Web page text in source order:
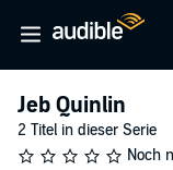
Jeb Quinlin
2 Titel in dieser Serie
Noch